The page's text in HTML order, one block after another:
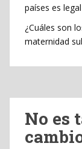
países es legal
¿Cuáles son
maternidad
No es